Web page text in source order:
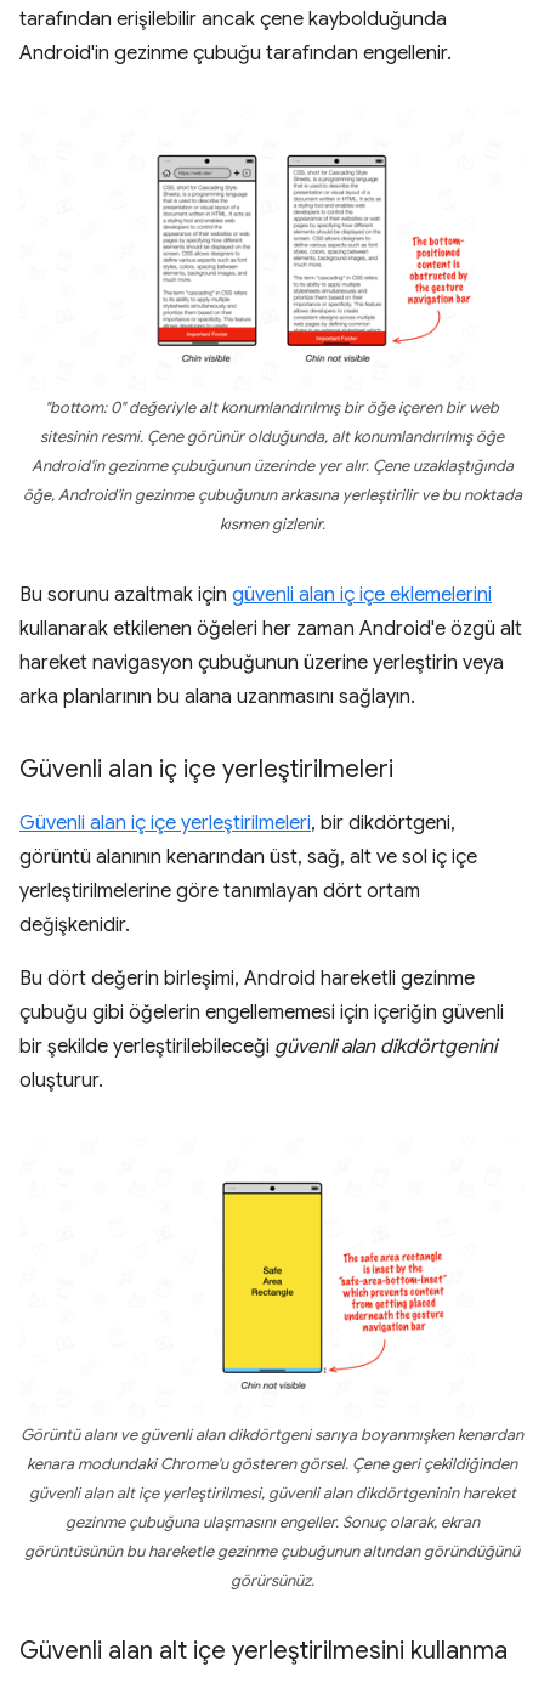
tarafından erişilebilir ancak çene kaybolduğunda
Android'in gezinme çubuğu tarafından engellenir.
"bottom: 0" değeriyle alt konumlandırılmış bir öğe içeren bir web
sitesinin resmi. Çene görünür olduğunda, alt konumlandırılmış öğe
Android'in gezinme çubuğunun üzerinde yer alır. Çene uzaklaştığında
öğe, Android'in gezinme çubuğunun arkasına yerleştirilir ve bu noktada
kısmen gizlenir.
Bu sorunu azaltmak için güvenli alan iç içe eklemelerini
kullanarak etkilenen öğeleri her zaman Android'e özgü alt
hareket navigasyon çubuğunun üzerine yerleştirin veya
arka planlarının bu alana uzanmasını sağlayın.
Güvenli alan iç içe yerleştirilmeleri
Güvenli alan iç içe yerleştirilmeleri, bir dikdörtgeni,
görüntü alanının kenarından üst, sağ, alt ve sol iç içe
yerleştirilmelerine göre tanımlayan dört ortam
değişkenidir.
Bu dört değerin birleşimi, Android hareketli gezinme
çubuğu gibi öğelerin engellememesi için içeriğin güvenli
bir şekilde yerleştirilebileceği güvenli alan dikdörtgenini
oluşturur.
Görüntü alanı ve güvenli alan dikdörtgeni sarıya boyanmışken kenardan
kenara modundaki Chrome'u gösteren görsel. Çene geri çekildiğinden
güvenli alan alt içe yerleştirilmesi, güvenli alan dikdörtgeninin hareket
gezinme çubuğuna ulaşmasını engeller. Sonuç olarak, ekran
görüntüsünün bu hareketle gezinme çubuğunun altından göründüğünü
görürsünüz.
Güvenli alan alt içe yerleştirilmesini kullanma